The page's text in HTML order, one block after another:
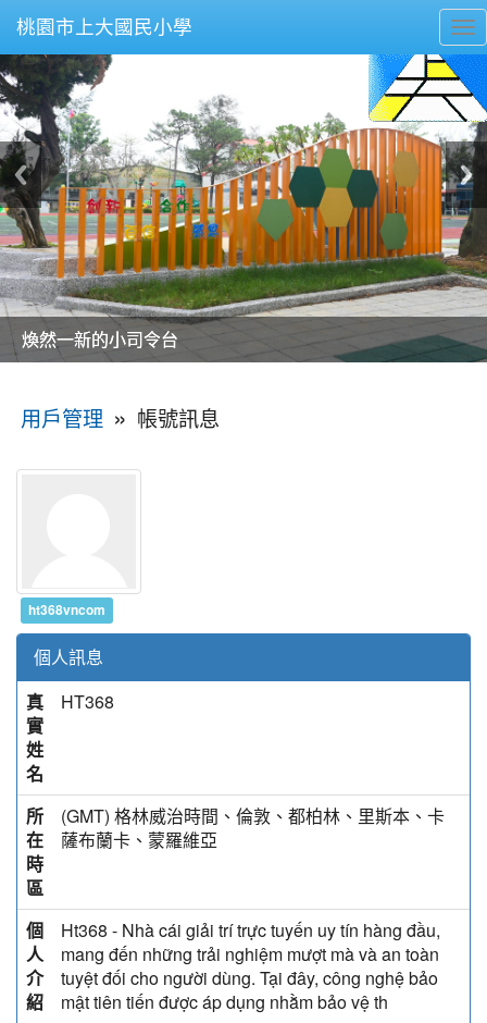
桃園市上大國民小學
美麗的操場是我們活力的來源
美麗的操場是我們活力的來源
煥然一新的小司令台
煥然一新的小司令台
富含桃園埤塘田園風光意象的中廊
富含桃園埤塘田園風光意象的中廊
嶄新的中庭廣場
嶄新的中庭廣場
水生池生生不息
水生池生生不息
用戶管理 » 帳號訊息
ht368vncom
個人訊息
真
實
姓
名
HT368
所
在
時
區
(GMT) 格林威治時間、倫敦、都柏林、里斯本、卡
薩布蘭卡、蒙羅維亞
個
人
介
紹
Ht368 - Nhà cái giải trí trực tuyến uy tín hàng đầu,
mang đến những trải nghiệm mượt mà và an toàn
tuyệt đối cho người dùng. Tại đây, công nghệ bảo
mật tiên tiến được áp dụng nhằm bảo vệ th